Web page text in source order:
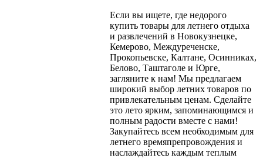
Если вы ищете, где недорого
купить товары для летнего отдыха
и развлечений в Новокузнецке,
Кемерово, Междуреченске,
Прокопьевске, Калтане, Осинниках,
Белово, Таштаголе и Юрге,
загляните к нам! Мы предлагаем
широкий выбор летних товаров по
привлекательным ценам. Сделайте
это лето ярким, запоминающимся и
полным радости вместе с нами!
Закупайтесь всем необходимым для
летнего времяпрепровождения и
наслаждайтесь каждым теплым